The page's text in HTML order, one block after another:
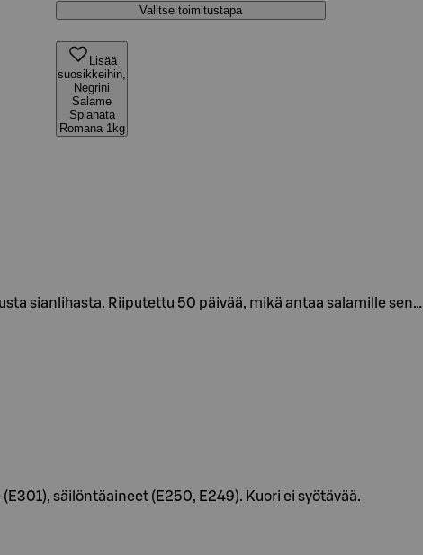
Valitse toimitustapa
Lisää
suosikkeihin,
Negrini
Salame
Spianata
Romana 1kg
sianlihasta. Riiputettu 50 päivää, mikä antaa salamille sen…
säilöntäaineet (E250, E249). Kuori ei syötävää.